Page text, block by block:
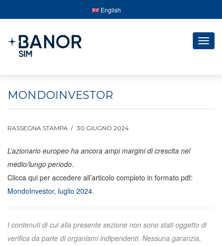
English
MONDOINVESTOR
RASSEGNA STAMPA 30 GIUGNO 2024
L’azionario europeo ha ancora ampi margini di crescita nel
medio/lungo periodo.
Clicca qui per accedere all’articolo completo in formato pdf:
MondoInvestor, luglio 2024.
I contenuti di cui alla presente sezione non sono stati oggetto di
verifica da parte di organismi indipendenti. Nessuna garanzia,